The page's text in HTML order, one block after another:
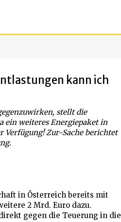
kann ich
stellt die
ein weiteres Energiepaket in
Verfügung! Zur-Sache berichtet
in Österreich bereits mit
2 Mrd. Euro dazu.
gegen die Teuerung in die